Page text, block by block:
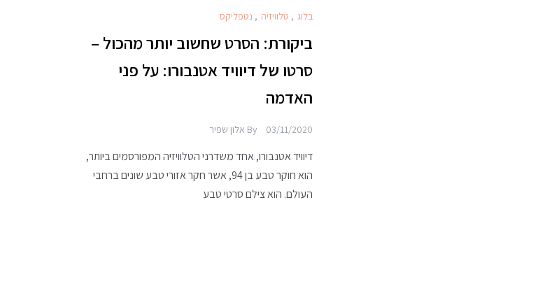
בלוג , טלוויזיה , נטפליקס
ביקורת: הסרט שחשוב יותר מהכול –
סרטו של דיוויד אטנבורו: על פני
האדמה
03/11/2020 אלון שפיר
דיוויד אטנבורו, אחד משדרני הטלוויזיה המפורסמים ביותר,
הוא חוקר טבע בן 94, אשר חקר אזורי טבע שונים ברחבי
העולם. הוא צילם סרטי טבע